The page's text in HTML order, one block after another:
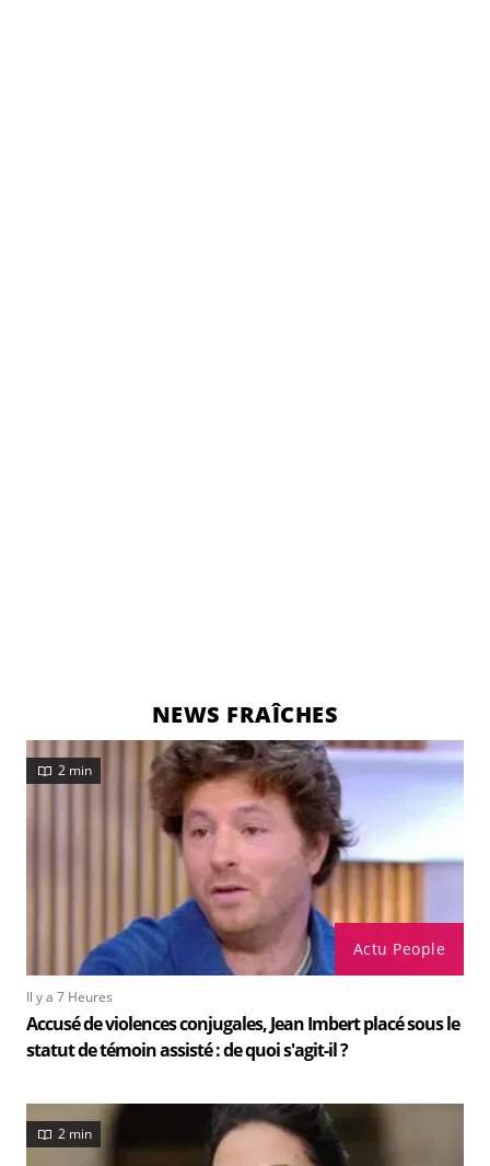
NEWS FRAÎCHES
Actu People
2 min
Il y a 7 Heures
Accusé de violences conjugales, Jean Imbert placé sous le
statut de témoin assisté : de quoi s'agit-il ?
2 min